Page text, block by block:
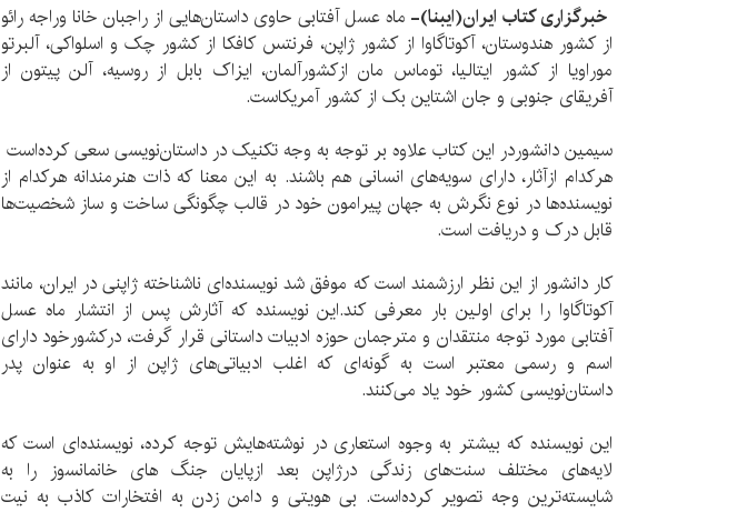
خبرگزاری کتاب ایران(ایبنا)- ماه عسل آفتابی حاوی داستان‌هایی از راجبان خانا وراجه رائو
از کشور هندوستان، آکوتاگاوا از کشور ژاپن، فرنتس کافکا از کشور چک و اسلواکی، آلبرتو
موراویا از کشور ایتالیا، توماس مان ازکشورآلمان، ایزاک بابل از روسیه، آلن پیتون از
آفریقای جنوبی و جان اشتاین بک از کشور آمریکاست.
سیمین دانشوردر این کتاب علاوه بر توجه به وجه تکنیک در داستان‌نویسی سعی کرده‌است
هرکدام ازآثار، دارای سویه‌های انسانی هم باشند. به این معنا که ذات هنرمندانه هرکدام از
نویسنده‌ها در نوع نگرش به جهان پیرامون خود در قالب چگونگی ساخت و ساز شخصیت‌ها
قابل درک و دریافت است.
کار دانشور از این نظر ارزشمند است که موفق شد نویسنده‌ای ناشناخته ژاپنی در ایران، مانند
آکوتاگاوا را برای اولین بار معرفی کند.این نویسنده که آثارش پس از انتشار ماه عسل
آفتابی مورد توجه منتقدان و مترجمان حوزه ادبیات داستانی قرار گرفت، درکشورخود دارای
اسم و رسمی معتبر است به گونه‌ای که اغلب ادبیاتی‌های ژاپن از او به عنوان پدر
داستان‌نویسی کشور خود یاد می‌کنند.
این نویسنده که بیشتر به وجوه استعاری در نوشته‌هایش توجه کرده، نویسنده‌ای است که
لایه‌های مختلف سنت‌های زندگی درژاپن بعد ازپایان جنگ ‌های خانمانسوز را به
شایسته‌ترین وجه تصویر کرده‌است. بی هویتی و دامن زدن به افتخارات کاذب به نیت